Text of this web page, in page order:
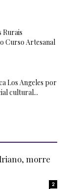
Rurais
Curso Artesanal
Los Angeles por
cultural...
morre
2